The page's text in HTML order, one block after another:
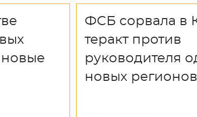
новые
ФСБ сорвала в
теракт против
руководителя
новых регионов